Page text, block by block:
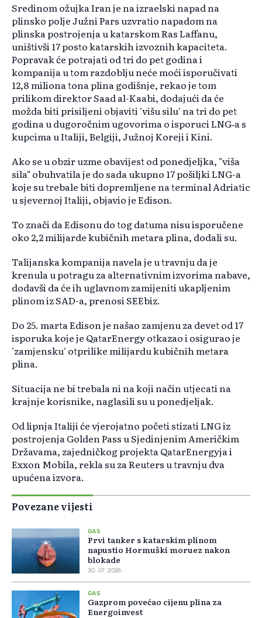
Sredinom ožujka Iran je na izraelski napad na
plinsko polje Južni Pars uzvratio napadom na
plinska postrojenja u katarskom Ras Laffanu,
uništivši 17 posto katarskih izvoznih kapaciteta.
Popravak će potrajati od tri do pet godina i
kompanija u tom razdoblju neće moći isporučivati
12,8 miliona tona plina godišnje, rekao je tom
prilikom direktor Saad al-Kaabi, dodajući da će
možda biti prisiljeni objaviti 'višu silu' na tri do pet
godina u dugoročnim ugovorima o isporuci LNG‑a s
kupcima u Italiji, Belgiji, Južnoj Koreji i Kini.
Ako se u obzir uzme obavijest od ponedjeljka, "viša
sila" obuhvatila je do sada ukupno 17 pošiljki LNG-a
koje su trebale biti dopremljene na terminal Adriatic
u sjevernoj Italiji, objavio je Edison.
To znači da Edisonu do tog datuma nisu isporučene
oko 2,2 milijarde kubičnih metara plina, dodali su.
Talijanska kompanija navela je u travnju da je
krenula u potragu za alternativnim izvorima nabave,
dodavši da će ih uglavnom zamijeniti ukapljenim
plinom iz SAD-a, prenosi SEEbiz.
Do 25. marta Edison je našao zamjenu za devet od 17
isporuka koje je QatarEnergy otkazao i osigurao je
'zamjensku' otprilike milijardu kubičnih metara
plina.
Situacija ne bi trebala ni na koji način utjecati na
krajnje korisnike, naglasili su u ponedjeljak.
Od lipnja Italiji će vjerojatno početi stizati LNG iz
postrojenja Golden Pass u Sjedinjenim Američkim
Državama, zajedničkog projekta QatarEnergyja i
Exxon Mobila, rekla su za Reuters u travnju dva
upućena izvora.
Povezane vijesti
GAS
Prvi tanker s katarskim plinom
napustio Hormuški moruez nakon
blokade
30. 07. 2026.
GAS
Gazprom povećao cijenu plina za
Energoinvest